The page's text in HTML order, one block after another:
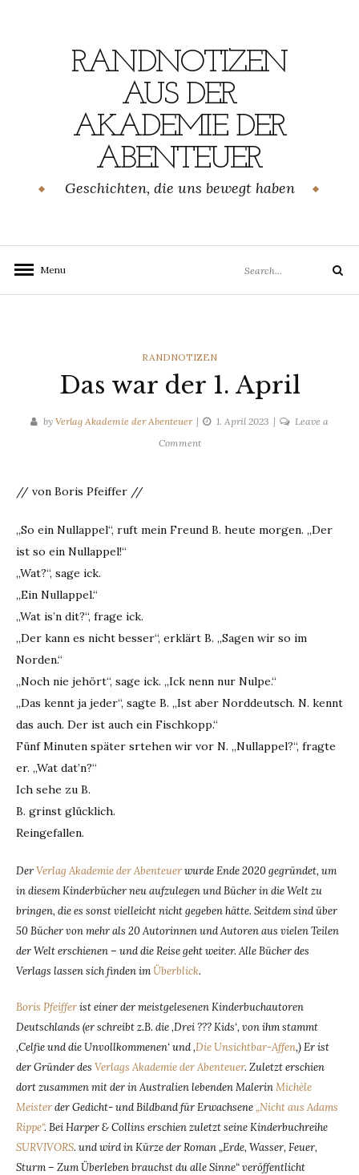
RANDNOTIZEN
AUS DER
AKADEMIE DER
ABENTEUER
Geschichten, die uns bewegt haben
Menu
for:
Search
CATEGORIES
RANDNOTIZEN
Das war der 1. April
by Verlag Akademie der Abenteuer 1. April 2023
Leave a
Commenton
April
// von Boris Pfeiffer //
„So ein Nullappel“, ruft mein Freund B. heute morgen. „Der
ist so ein Nullappel!“
„Wat?“, sage ick.
„Ein Nullappel.“
„Wat is’n dit?“, frage ick.
„Der kann es nicht besser“, erklärt B. „Sagen wir so im
Norden.“
„Noch nie jehört“, sage ick. „Ick nenn nur Nulpe.“
„Das kennt ja jeder“, sagte B. „Ist aber Norddeutsch. N. kennt
das auch. Der ist auch ein Fischkopp.“
Fünf Minuten später srtehen wir vor N. „Nullappel?“, fragte
er. „Wat dat’n?“
Ich sehe zu B.
B. grinst glücklich.
Reingefallen.
DerVerlag Akademie der Abenteuerwurde Ende 2020 gegründet, um
in diesem Kinderbücher neu aufzulegen und Bücher in die Welt zu
bringen, die es sonst vielleicht nicht gegeben hätte. Seitdem sind über
50 Bücher von mehr als 20 Autorinnen und Autoren aus vielen Teilen
der Welt erschienen – und die Reise geht weiter. Alle Bücher des
Verlags lassen sich finden imÜberblick.
Boris Pfeifferist einer der meistgelesenen Kinderbuchautoren
Deutschlands (er schreibt z.B. die ‚Drei ??? Kids‘, von ihm stammt
‚Celfie und die Unvollkommenen‘ und ‚Die Unsichtbar-Affen‚) Er ist
der Gründer des Verlags Akademie der Abenteuer. Zuletzt erschien
dort zusammen mit der in Australien lebenden MalerinMichèle
Meisterder Gedicht- und Bildband für Erwachsene„Nicht aus Adams
Rippe“. Bei Harper & Collins erschien zuletzt seine Kinderbuchreihe
SURVIVORS. und wird in Kürze der Roman „Erde, Wasser, Feuer,
Sturm – Zum Überleben brauchst du alle Sinne“ veröffentlicht